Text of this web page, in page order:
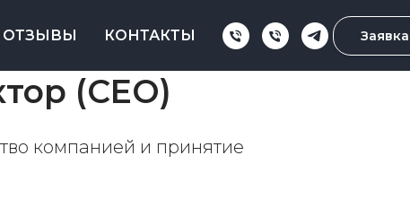
ОТЗЫВЫ КОНТАКТЫ
(CEO)
компанией и принятие